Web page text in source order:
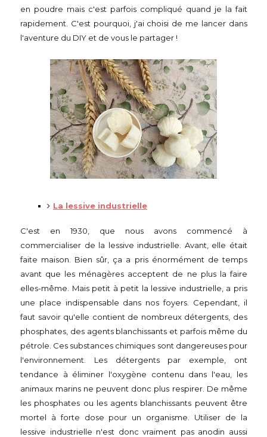
en poudre mais c'est parfois compliqué quand je la fait
rapidement. C'est pourquoi, j'ai choisi de me lancer dans
l'aventure du DIY et de vous le partager !
La lessive industrielle
C'est en 1930, que nous avons commencé à
commercialiser de la lessive industrielle. Avant, elle était
faite maison. Bien sûr, ça a pris énormément de temps
avant que les ménagères acceptent de ne plus la faire
elles-même. Mais petit à petit la lessive industrielle, a pris
une place indispensable dans nos foyers. Cependant, il
faut savoir qu'elle contient de nombreux détergents, des
phosphates, des agents blanchissants et parfois même du
pétrole. Ces substances chimiques sont dangereuses pour
l'environnement. Les détergents par exemple, ont
tendance à éliminer l'oxygène contenu dans l'eau, les
animaux marins ne peuvent donc plus respirer. De même
les phosphates ou les agents blanchissants peuvent être
mortel à forte dose pour un organisme. Utiliser de la
lessive industrielle n'est donc vraiment pas anodin aussi